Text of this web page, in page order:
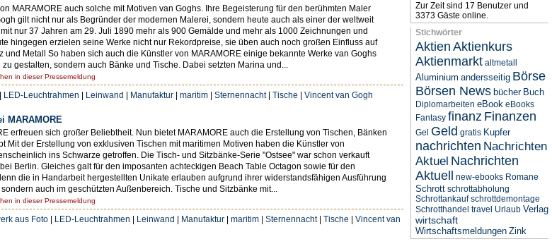
MARAMORE auch solche mit Motiven van Goghs. Ihre Begeisterung für den berühmten Maler
gilt nicht nur als Begründer der modernen Malerei, sondern heute auch als einer der weltweit
nur 37 Jahren am 29. Juli 1890 mehr als 900 Gemälde und mehr als 1000 Zeichnungen und
hingegen erzielen seine Werke nicht nur Rekordpreise, sie üben auch noch großen Einfluss auf
Metall So haben sich auch die Künstler von MARAMORE einige bekannte Werke van Goghs
gestalten, sondern auch Bänke und Tische. Dabei setzten Marina und...
in dieser Pressemeldung
| LED-Leuchtrahmen | Leinwand | Manufaktur | maritim | Sternennacht| Tische | Vincent van Gogh
MARAMORE
erfreuen sich großer Beliebtheit. Nun bietet MARAMORE auch die Erstellung von Tischen, Bänken
der Erstellung von exklusiven Tischen mit maritimen Motiven haben die Künstler von
ins Schwarze getroffen. Die Tisch- und Sitzbänke-Serie "Ostsee" war schon verkauft
Berlin. Gleiches galt für den imposanten achteckigen Beach Table Octagon sowie für den
die in Handarbeit hergestellten Unikate erlauben aufgrund ihrer widerstandsfähigen Ausführung
auch im geschützten Außenbereich. Tische und Sitzbänke mit...
in dieser Pressemeldung
aus Foto | LED-Leuchtrahmen | Leinwand | Manufaktur | maritim | Sternennacht| Tische | Vincent van
Zur Zeit sind 17 Benutzer und
3373 Gäste online.
Stichwörter
Aktien Aktienkurs
Aktienmarkt altmetall
Aluminium andersseitig Börse
Börsen News bücher Buch
Diplomarbeiten eBook eBooks
Fantasy finanz Finanzen
Gel Geld gratis Kupfer
nachrichten Nachrichten
Aktuel Nachrichten
Aktuell
new-ebooks Romane
Schrott schrottabholung
Schrottankauf schrottdemontage
Schrotthandel travel Urlaub Verlag
wirtschaft
Wirtschaftsmeldungen Zink